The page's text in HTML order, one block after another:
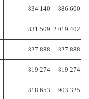
834 140 886 600
831 509 2 019 402
827 888 827 888
819 274 819 274
818 653 903 325